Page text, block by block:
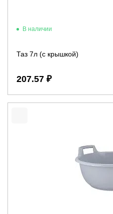
В наличии
Таз 7л (с крышкой)
207.57 ₽